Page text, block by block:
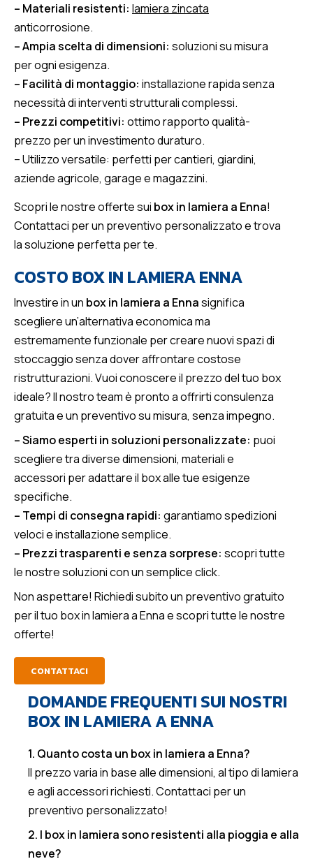
– Materiali resistenti: lamiera zincata
anticorrosione.
– Ampia scelta di dimensioni: soluzioni su misura
per ogni esigenza.
– Facilità di montaggio: installazione rapida senza
necessità di interventi strutturali complessi.
– Prezzi competitivi: ottimo rapporto qualità-
prezzo per un investimento duraturo.
– Utilizzo versatile: perfetti per cantieri, giardini,
aziende agricole, garage e magazzini.
Scopri le nostre offerte sui box in lamiera a Enna!
Contattaci per un preventivo personalizzato e trova
la soluzione perfetta per te.
COSTO BOX IN LAMIERA ENNA
Investire in un box in lamiera a Ennasignifica
scegliere un’alternativa economica ma
estremamente funzionale per creare nuovi spazi di
stoccaggio senza dover affrontare costose
ristrutturazioni. Vuoi conoscere il prezzo del tuo box
ideale? Il nostro team è pronto a offrirti consulenza
gratuita e un preventivo su misura, senza impegno.
– Siamo esperti in soluzioni personalizzate: puoi
scegliere tra diverse dimensioni, materiali e
accessori per adattare il box alle tue esigenze
specifiche.
– Tempi di consegna rapidi: garantiamo spedizioni
veloci e installazione semplice.
– Prezzi trasparenti e senza sorprese: scopri tutte
le nostre soluzioni con un semplice click.
Non aspettare! Richiedi subito un preventivo gratuito
per il tuo box in lamiera a Enna e scopri tutte le nostre
offerte!
CONTATTACI
DOMANDE FREQUENTI SUI NOSTRI
BOX IN LAMIERA A ENNA
1. Quanto costa un box in lamiera a Enna?
Il prezzo varia in base alle dimensioni, al tipo di lamiera
e agli accessori richiesti. Contattaci per un
preventivo personalizzato!
2. I box in lamiera sono resistenti alla pioggia e alla
neve?